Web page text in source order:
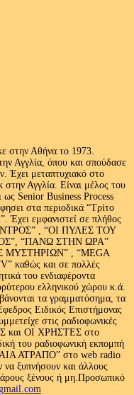
στην Αθήνα το 1973.
Αγγλία, όπου και σπούδασε
Έχει μεταπτυχιακό στο
Αγγλία. Είναι μέλος του
Senior Business Process
στα περιοδικά “Τρίτο
εμφανιστεί σε πλήθος
, “ΟΙ ΠΥΛΕΣ ΤΟΥ
“ΠΑΝΩ ΣΤΗΝ ΩΡΑ”
ΜΥΣΤΗΡΙΩΝ” , “MEGA
καθώς και σε πολλές
του ενδιαφέροντα
ελληνικού χώρου κ.ά.
τα γραμματόσημα, τα
Ειδικός Επιστήμονας
στις ραδιοφωνικές
και ΟΙ ΧΡΗΣΤΕΣ στο
του ραδιοφωνική εκπομπή
ΑΤΡΑΠΟ” στο web radio
ξυπνήσουν και άλλους
ξένους ή μη.Προσωπικό